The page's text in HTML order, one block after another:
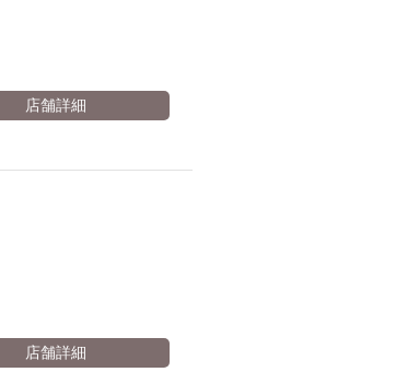
店舗詳細
店舗詳細